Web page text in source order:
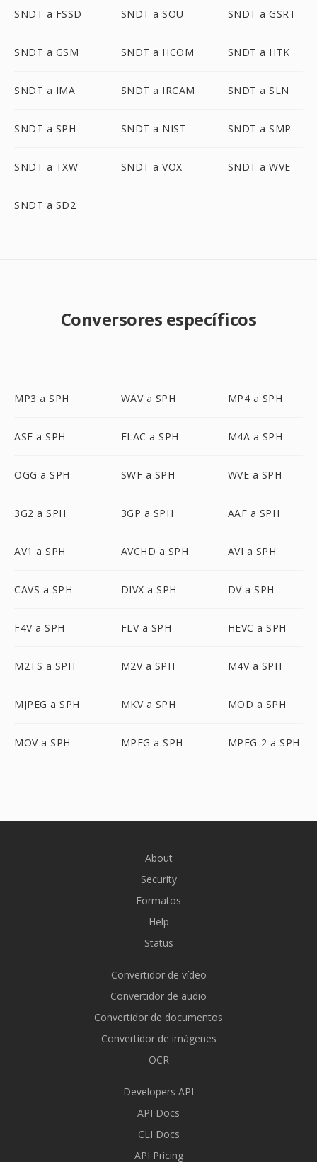
SNDT a FSSD SNDT a SOU SNDT a GSRT
SNDT a GSM SNDT a HCOM SNDT a HTK
SNDT a IMA SNDT a IRCAM SNDT a SLN
SNDT a SPH SNDT a NIST SNDT a SMP
SNDT a TXW SNDT a VOX SNDT a WVE
SNDT a SD2
Conversores específicos
MP3 a SPH WAV a SPH MP4 a SPH
ASF a SPH FLAC a SPH M4A a SPH
OGG a SPH SWF a SPH WVE a SPH
3G2 a SPH 3GP a SPH AAF a SPH
AV1 a SPH AVCHD a SPH AVI a SPH
CAVS a SPH DIVX a SPH DV a SPH
F4V a SPH FLV a SPH HEVC a SPH
M2TS a SPH M2V a SPH M4V a SPH
MJPEG a SPH MKV a SPH MOD a SPH
MOV a SPH MPEG a SPH MPEG-2 a SPH
About
Security
Formatos
Help
Status
Convertidor de vídeo
Convertidor de audio
Convertidor de documentos
Convertidor de imágenes
OCR
Developers API
API Docs
CLI Docs
API Pricing